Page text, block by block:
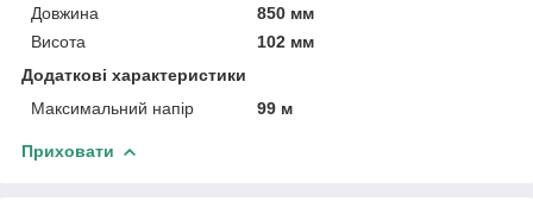
Довжина
850 мм
Висота
102 мм
Додаткові характеристики
Максимальний напір
99 м
Приховати